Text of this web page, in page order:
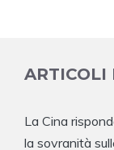
ARTICOLI
La Cina
la sovranità